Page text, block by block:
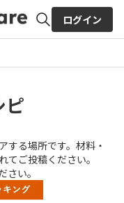
ログイン
ピ
する場所です。材料・
てご投稿ください。
い。